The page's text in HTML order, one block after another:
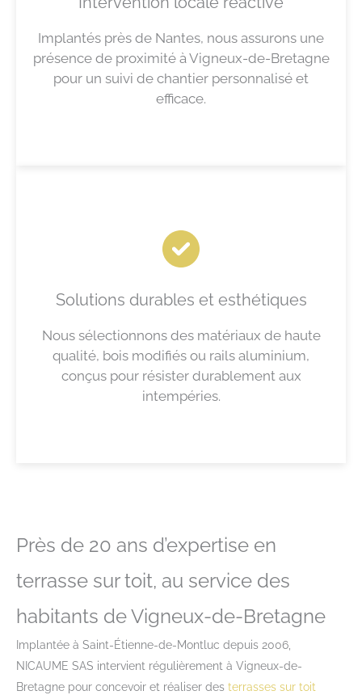
Implantés près de Nantes, nous assurons une
présence de proximité à Vigneux-de-Bretagne
pour un suivi de chantier personnalisé et
efficace.
Solutions durables et esthétiques
Nous sélectionnons des matériaux de haute
qualité, bois modifiés ou rails aluminium,
conçus pour résister durablement aux
intempéries.
Près de 20 ans d’expertise en
terrasse sur toit, au service des
habitants de Vigneux-de-Bretagne
Implantée à Saint-Étienne-de-Montluc depuis 2006,
NICAUME SAS intervient régulièrement à Vigneux-de-
Bretagne pour concevoir et réaliser des terrasses sur toit